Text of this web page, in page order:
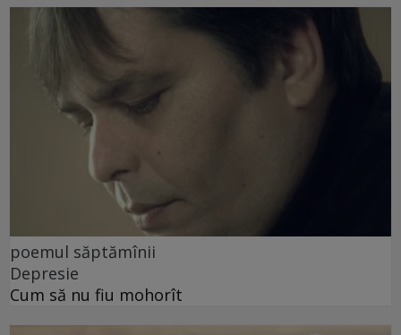
poemul săptămînii
Depresie
Cum să nu fiu mohorît